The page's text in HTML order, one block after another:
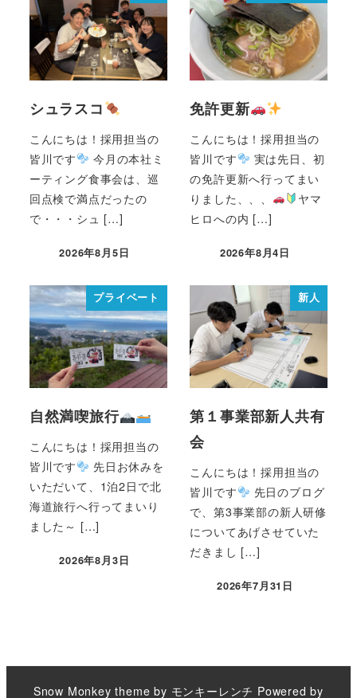
シュラスコ
こんにちは！採用担当の
皆川です
今月の本社ミ
ーティング食事会は、巡
回点検で満点だったの
で・・・シュ […]
2026年8月5日
免許更新
こんにちは！採用担当の
皆川です
実は先日、初
の免許更新へ行ってまい
りました、、、
ヤマ
ヒロへの内 […]
2026年8月4日
プライベート
自然満喫旅行
こんにちは！採用担当の
皆川です
先日お休みを
いただいて、1泊2日で北
海道旅行へ行ってまいり
ました～ […]
2026年8月3日
新人
第１事業部新人共有
会
こんにちは！採用担当の
皆川です
先日のブログ
で、第3事業部の新人研修
についてあげさせていた
だきまし […]
2026年7月31日
Snow Monkey theme by モンキーレンチ Powered by